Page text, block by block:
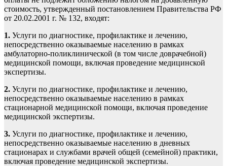
стоимость, утвержденный постановлением Правительства РФ
от 20.02.2001 г. № 132, входят:
1. Услуги по диагностике, профилактике и лечению,
непосредственно оказываемые населению в рамках
амбулаторно-поликлинической (в том числе доврачебной)
медицинской помощи, включая проведение медицинской
экспертизы.
2. Услуги по диагностике, профилактике и лечению,
непосредственно оказываемые населению в рамках
стационарной медицинской помощи, включая проведение
медицинской экспертизы.
3. Услуги по диагностике, профилактике и лечению,
непосредственно оказываемые населению в дневных
стационарах и службами врачей общей (семейной) практики,
включая проведение медицинской экспертизы.